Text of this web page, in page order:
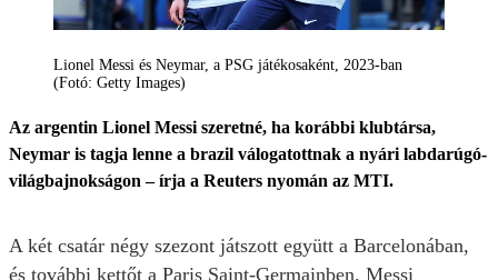
Lionel Messi és Neymar, a PSG játékosaként, 2023-ban
(Fotó: Getty Images)
Az argentin Lionel Messi szeretné, ha korábbi klubtársa,
Neymar is tagja lenne a brazil válogatottnak a nyári labdarúgó-
világbajnokságon – írja a Reuters nyomán az MTI.
A két csatár négy szezont játszott együtt a Barcelonában,
és további kettőt a Paris Saint-Germainben. Messi